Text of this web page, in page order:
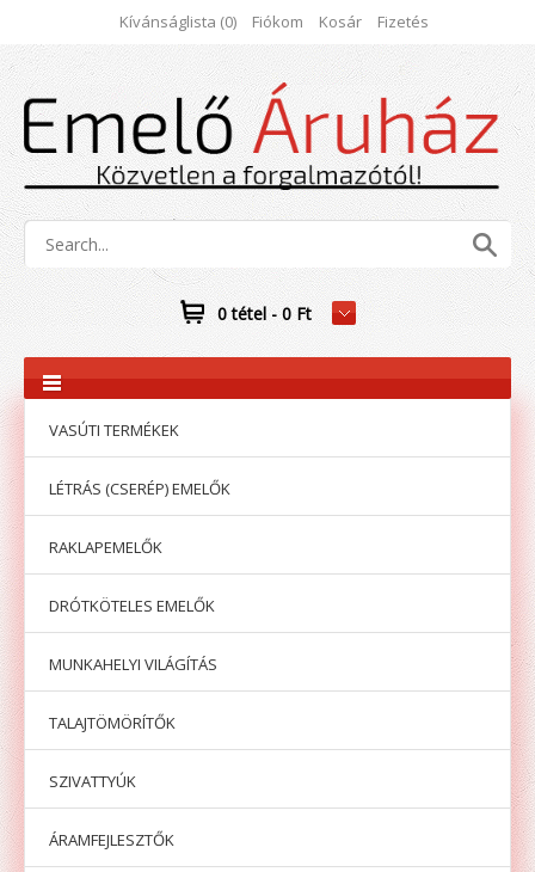
Kívánságlista (0) Fiókom Kosár Fizetés
0 tétel - 0 Ft
VASÚTI TERMÉKEK
LÉTRÁS (CSERÉP) EMELŐK
RAKLAPEMELŐK
DRÓTKÖTELES EMELŐK
MUNKAHELYI VILÁGÍTÁS
TALAJTÖMÖRÍTŐK
SZIVATTYÚK
ÁRAMFEJLESZTŐK